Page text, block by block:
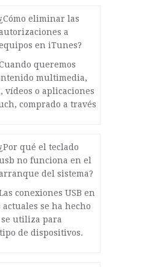
¿Cómo eliminar las
a
en iTunes?
queremos
multimedia,
vídeos o aplicaciones
comprado a través
¿Por qué el teclado
no funciona en el
del sistema?
conexiones USB en
se ha hecho
utiliza para
de dispositivos.